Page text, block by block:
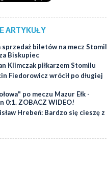
ARTYKUŁY
sprzedaż biletów na mecz Stomil
Biskupiec
Klimczak piłkarzem Stomilu
Fiedorowicz wrócił po długiej
po meczu Mazur Ełk -
0:1. ZOBACZ WIDEO!
Hrebeń: Bardzo się cieszę z